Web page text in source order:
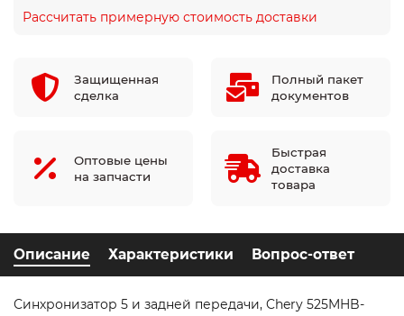
Рассчитать примерную стоимость доставки
Защищенная
сделка
Полный пакет
документов
Оптовые цены
на запчасти
Быстрая
доставка
товара
Описание Характеристики Вопрос-ответ
Синхронизатор 5 и задней передачи, Chery 525MHB-